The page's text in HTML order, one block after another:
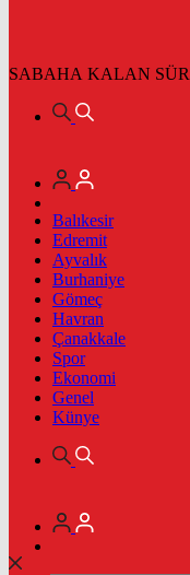
SABAHA KALAN
Balıkesir
Edremit
Ayvalık
Burhaniye
Gömeç
Havran
Çanakkale
Spor
Ekonomi
Genel
Künye